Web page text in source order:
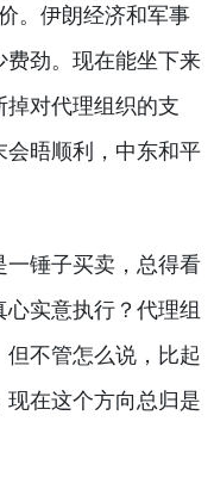
。伊朗经济和军事
劲。现在能坐下来
对代理组织的支
晤顺利，中东和平
一锤子买卖，总得看
实意执行？代理组
不管怎么说，比起
在这个方向总归是